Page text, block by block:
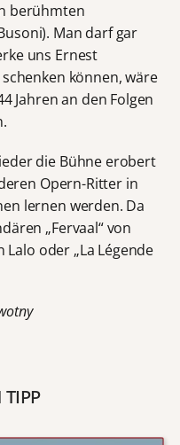
berühmten
Man darf gar
uns Ernest
können, wäre
Jahren an den Folgen
die Bühne erobert
Opern-Ritter in
lernen werden. Da
„Fervaal“ von
Lalo oder „La Légende
TIPP